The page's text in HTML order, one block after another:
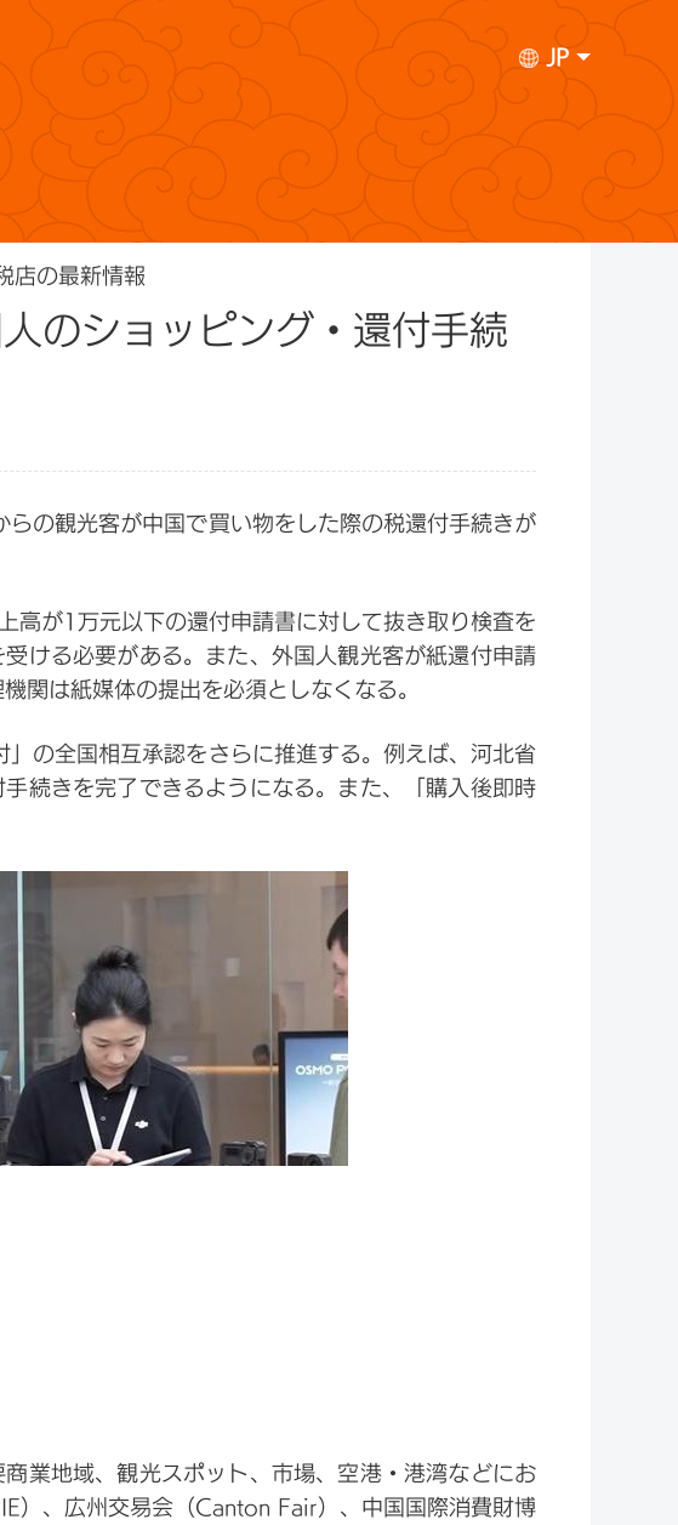
JP
店の最新情報
のショッピング・還付手続
の観光客が中国で買い物をした際の税還付手続きが
が1万元以下の還付申請書に対して抜き取り検査を
ける必要がある。また、外国人観光客が紙還付申請
関は紙媒体の提出を必須としなくなる。
の全国相互承認をさらに推進する。例えば、河北省
続きを完了できるようになる。また、「購入後即時
業地域、観光スポット、市場、空港・港湾などにお
）、広州交易会（Canton Fair）、中国国際消費財博